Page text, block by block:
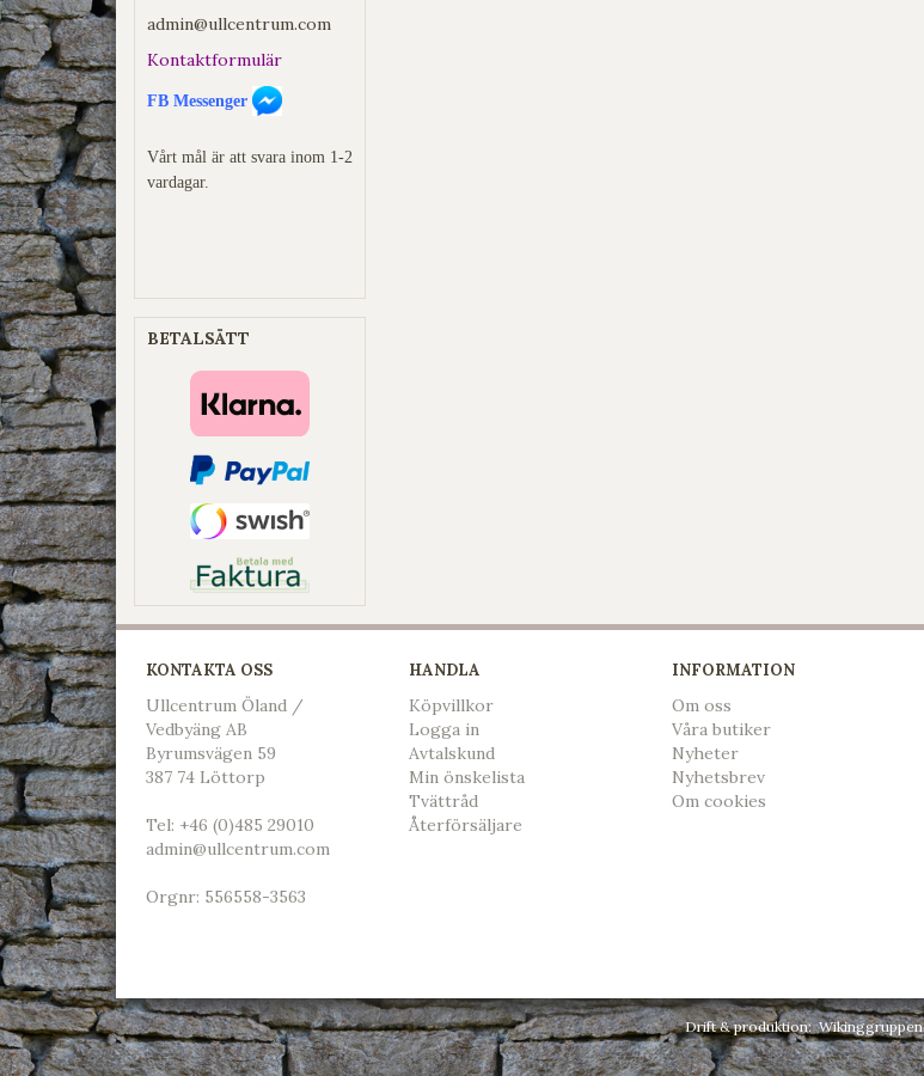
admin@ullcentrum.com
Kontaktformulär
FB Messenger
Vårt mål är att svara inom 1-2
vardagar.
BETALSÄTT
KONTAKTA OSS
Ullcentrum Öland /
Vedbyäng AB
Byrumsvägen 59
387 74 Löttorp
Tel: +46 (0)485 29010
admin@ullcentrum.com
Orgnr: 556558-3563
HANDLA
Köpvillkor
Logga in
Avtalskund
Min önskelista
Tvättråd
Återförsäljare
INFORMATION
Om oss
Våra butiker
Nyheter
Nyhetsbrev
Om cookies
Drift & produktion:Wikinggruppen